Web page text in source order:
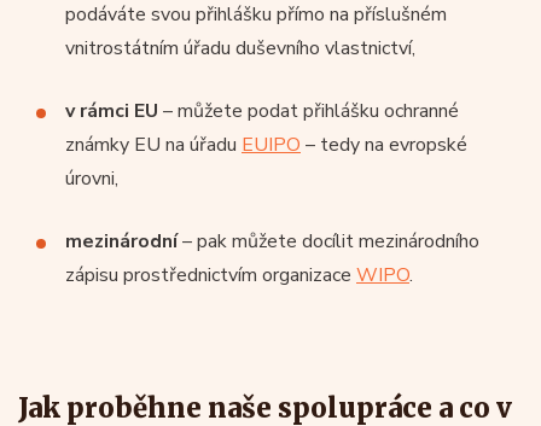
podáváte svou přihlášku přímo na příslušném
vnitrostátním úřadu duševního vlastnictví,
v rámci EU – můžete podat přihlášku ochranné
známky EU na úřadu EUIPO – tedy na evropské
úrovni,
mezinárodní– pak můžete docílit mezinárodního
zápisu prostřednictvím organizace WIPO.
Jak proběhne naše spolupráce a co v